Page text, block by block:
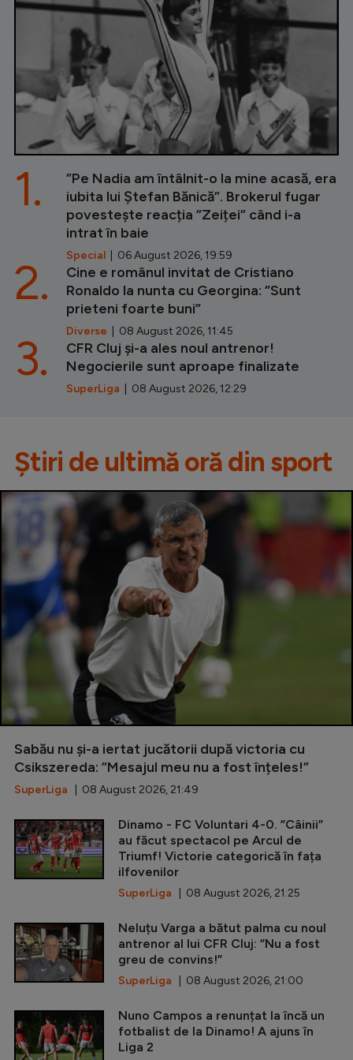
”Pe Nadia am întâlnit-o la mine acasă, era
iubita lui Ștefan Bănică”. Brokerul fugar
povestește reacția ”Zeiței” când i-a
intrat în baie
Special | 06 August 2026, 19:59
1.
Cine e românul invitat de Cristiano
Ronaldo la nunta cu Georgina: ”Sunt
prieteni foarte buni”
Diverse | 08 August 2026, 11:45
2.
CFR Cluj și-a ales noul antrenor!
Negocierile sunt aproape finalizate
SuperLiga | 08 August 2026, 12:29
3.
Știri de ultimă oră din sport
Sabău nu și-a iertat jucătorii după victoria cu
Csikszereda: ”Mesajul meu nu a fost înțeles!”
SuperLiga | 08 August 2026, 21:49
Dinamo - FC Voluntari 4-0. ”Câinii”
au făcut spectacol pe Arcul de
Triumf! Victorie categorică în fața
ilfovenilor
SuperLiga | 08 August 2026, 21:25
Neluțu Varga a bătut palma cu noul
antrenor al lui CFR Cluj: ”Nu a fost
greu de convins!”
SuperLiga | 08 August 2026, 21:00
Nuno Campos a renunțat la încă un
fotbalist de la Dinamo! A ajuns în
Liga 2